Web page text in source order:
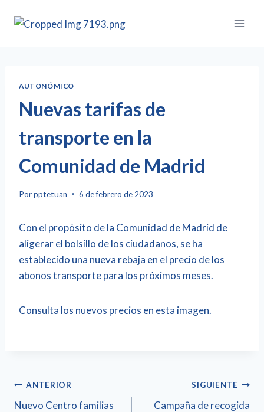
AUTONÓMICO
Nuevas tarifas de
transporte en la
Comunidad de Madrid
Porpptetuan 6 de febrero de 2023
Con el propósito de la Comunidad de Madrid de
aligerar el bolsillo de los ciudadanos, se ha
establecido una nueva rebaja en el precio de los
abonos transporte para los próximos meses.
Consulta los nuevos precios en esta imagen.
ANTERIOR
Nuevo Centro familias
SIGUIENTE
Campaña de recogida